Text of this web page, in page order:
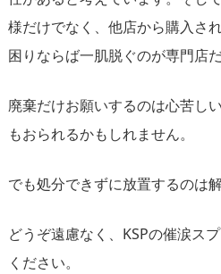
様だけでなく、他店から購入さ
困りならば一肌脱ぐのが専門店
廃棄だけお願いするのは心苦し
もおられるかもしれません。
でも処分できずに放置するのは
どうぞ遠慮なく、KSPの催涙ス
ください。